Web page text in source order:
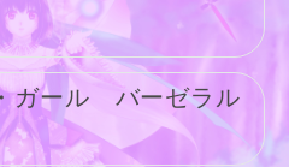
ガール バーゼラル